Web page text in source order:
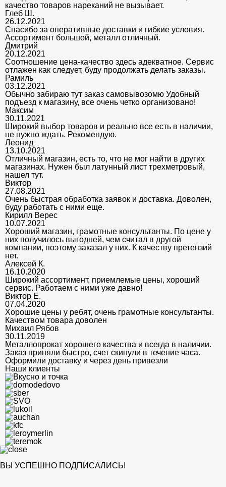
качество товаров нареканий не вызывает.
Глеб Ш.
26.12.2021
Спасибо за оперативные доставки и гибкие условия.
Ассортимент большой, металл отличный.
Дмитрий
20.12.2021
Соотношение цена-качество здесь адекватное. Сервис
отлажен как следует, буду продолжать делать заказы.
Рамиль
03.12.2021
Обычно забираю тут заказ самовывозомю Удобный
подъезд к магазину, все очень четко организовано!
Максим
30.11.2021
Широкий выбор товаров и реально все есть в наличии,
не нужно ждать. Рекомендую.
Леонид
13.10.2021
Отличный магазин, есть то, что не мог найти в других
магазинах. Нужен был латунный лист трехметровый,
нашел тут.
Виктор
27.08.2021
Очень быстрая обработка заявок и доставка. Доволен,
буду работать с ними еще.
Кирилл Верес
10.07.2021
Хороший магазин, грамотные консультанты. По цене у
них получилось выгодней, чем считал в другой
компании, поэтому заказал у них. К качеству претензий
нет.
Алексей К.
16.10.2020
Широкий ассортимент, приемлемые цены, хороший
сервис. Работаем с ними уже давно!
Виктор Е.
07.04.2020
Хорошие цены у ребят, очень грамотные консультанты.
Качеством товара доволен
Михаил Рябов
30.11.2019
Металлопрокат хорошего качества и всегда в наличии.
Заказ приняли быстро, счет скинули в течение часа.
Оформили доставку и через день привезли
Наши клиенты
ВЫ УСПЕШНО ПОДПИСАЛИСЬ!